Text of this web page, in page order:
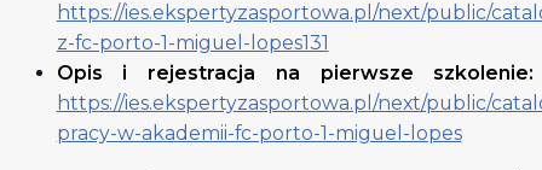
https://ies.ekspertyzasportowa.pl/next/public/
z-fc-porto-1-miguel-lopes131
Opis i rejestracja na pierwsze szkolenie:
https://ies.ekspertyzasportowa.pl/next/public/
pracy-w-akademii-fc-porto-1-miguel-lopes